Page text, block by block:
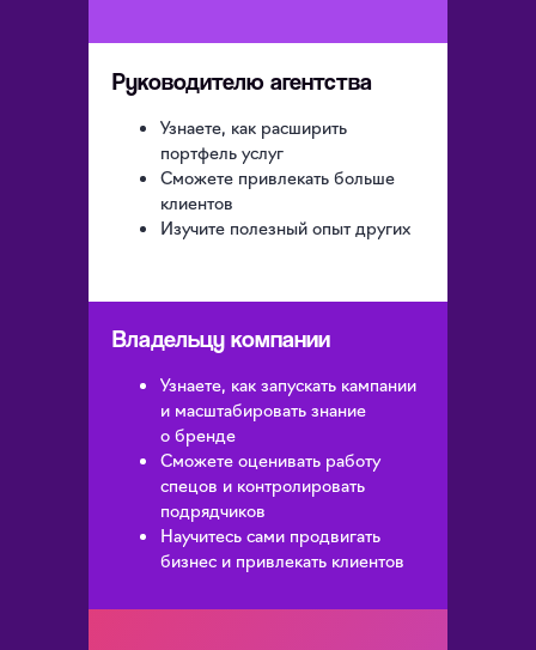
Владельцу компании
Узнаете, как запускать кампании
и масштабировать знание
о бренде
Сможете оценивать работу
спецов и контролировать
подрядчиков
Научитесь сами продвигать
бизнес и привлекать клиентов
Руководителю агентства
Узнаете, как расширить
портфель услуг
Сможете привлекать больше
клиентов
Изучите полезный опыт других